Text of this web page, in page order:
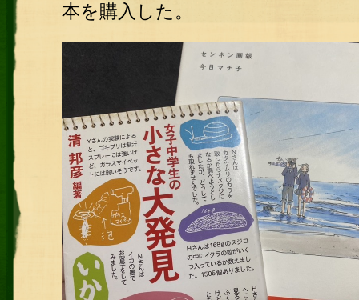
本を購入した。